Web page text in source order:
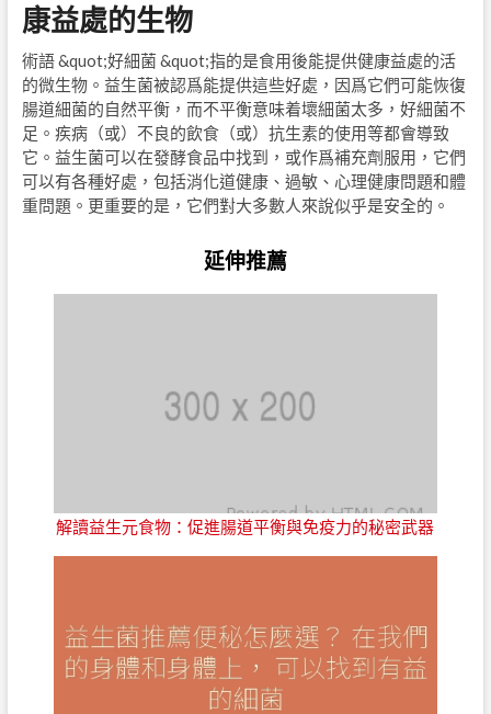
康益處的生物
術語 &quot;好細菌 &quot;指的是食用後能提供健康益處的活
的微生物。益生菌被認爲能提供這些好處，因爲它們可能恢復
腸道細菌的自然平衡，而不平衡意味着壞細菌太多，好細菌不
足。疾病（或）不良的飲食（或）抗生素的使用等都會導致
它。益生菌可以在發酵食品中找到，或作爲補充劑服用，它們
可以有各種好處，包括消化道健康、過敏、心理健康問題和體
重問題。更重要的是，它們對大多數人來說似乎是安全的。
延伸推薦
解讀益生元食物：促進腸道平衡與免疫力的秘密武器